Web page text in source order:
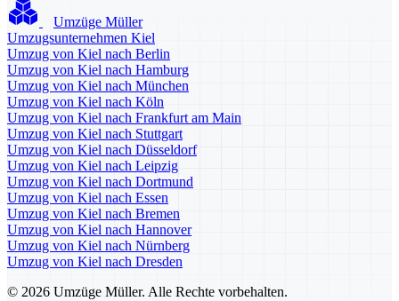
Umzüge Müller
Umzugsunternehmen Kiel
Umzug von Kiel nach Berlin
Umzug von Kiel nach Hamburg
Umzug von Kiel nach München
Umzug von Kiel nach Köln
Umzug von Kiel nach Frankfurt am Main
Umzug von Kiel nach Stuttgart
Umzug von Kiel nach Düsseldorf
Umzug von Kiel nach Leipzig
Umzug von Kiel nach Dortmund
Umzug von Kiel nach Essen
Umzug von Kiel nach Bremen
Umzug von Kiel nach Hannover
Umzug von Kiel nach Nürnberg
Umzug von Kiel nach Dresden
© 2026 Umzüge Müller. Alle Rechte vorbehalten.